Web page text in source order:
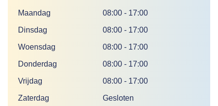
DagTijd
Maandag 08:00 - 17:00
Dinsdag 08:00 - 17:00
Woensdag 08:00 - 17:00
Donderdag 08:00 - 17:00
Vrijdag 08:00 - 17:00
Zaterdag Gesloten